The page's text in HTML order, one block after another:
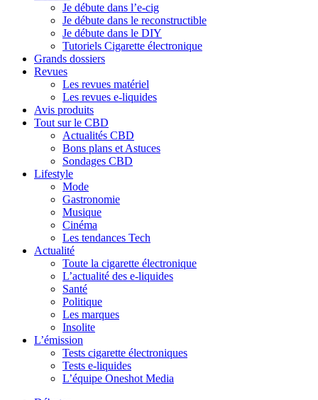
Je débute dans l’e-cig
Je débute dans le reconstructible
Je débute dans le DIY
Tutoriels Cigarette électronique
Grands dossiers
Revues
Les revues matériel
Les revues e-liquides
Avis produits
Tout sur le CBD
Actualités CBD
Bons plans et Astuces
Sondages CBD
Lifestyle
Mode
Gastronomie
Musique
Cinéma
Les tendances Tech
Actualité
Toute la cigarette électronique
L’actualité des e-liquides
Santé
Politique
Les marques
Insolite
L’émission
Tests cigarette électroniques
Tests e-liquides
L’équipe Oneshot Media